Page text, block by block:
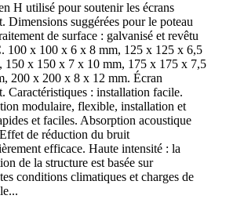
H utilisé pour soutenir les écrans
Dimensions suggérées pour le poteau
de surface : galvanisé et revêtu
100 x 100 x 6 x 8 mm, 125 x 125 x 6,5
150 x 150 x 7 x 10 mm, 175 x 175 x 7,5
200 x 200 x 8 x 12 mm. Écran
Caractéristiques : installation facile.
modulaire, flexible, installation et
et faciles. Absorption acoustique
de réduction du bruit
efficace. Haute intensité : la
de la structure est basée sur
conditions climatiques et charges de